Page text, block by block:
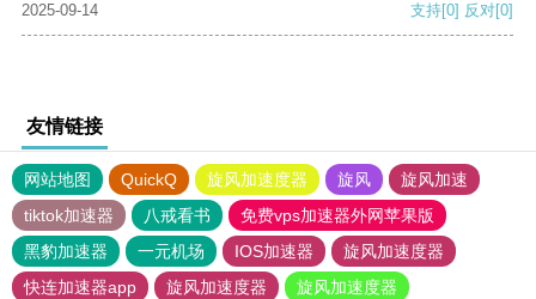
2025-09-14
支持[0] 反对[0]
友情链接
网站地图 QuickQ 旋风加速度器 旋风
旋风加速
tiktok加速器
八戒看书
免费vps加速器外网苹果版
黑豹加速器
一元机场 IOS加速器
旋风加速度器
快连加速器app
旋风加速度器 旋风加速度器